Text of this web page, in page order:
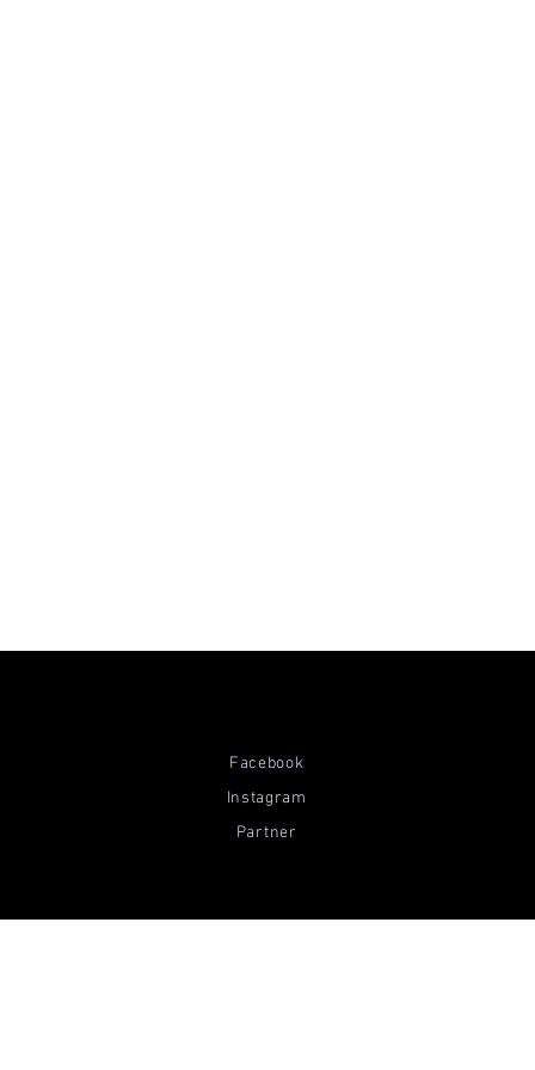
Facebook
Instagram
Partner